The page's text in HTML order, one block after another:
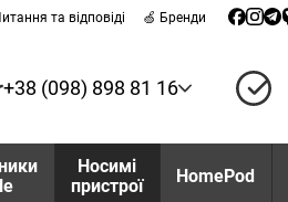
та відповіді 🍏 Бренди
+38 (098) 898 81 16
Носимі
пристрої
HomePod